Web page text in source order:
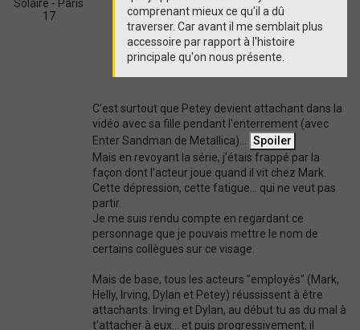
Solaire - Paris
17
comprenant mieux ce qu'il a dû
traverser. Car avant il me semblait plus
accessoire par rapport à l'histoire
principale qu'on nous présente.
C'est surtout que Petey devient attachant dans la
vidéo avec sa fille pendant l'enterrement (avec
Enter Sandman de Metallica)...
Mais en revoyant la série, j'étais frappé par la
façon dont l'acteur joue quand il vit chez Mark.
Cette dépression, cette fatigue... qui ne veut pas
partir.
Je me suis rendu compte en regardant ce
personnage que je pouvais mettre le nom de
certains collègues sur ce visage.
Mais de base, tous les acteurs "employés" (Mark,
Helly, Irving, Dylan et Petey) réussissent à être
attachants. Irving et Dylan, au début tu as du mal à
t'attacher à eux... et puis progressivement, il